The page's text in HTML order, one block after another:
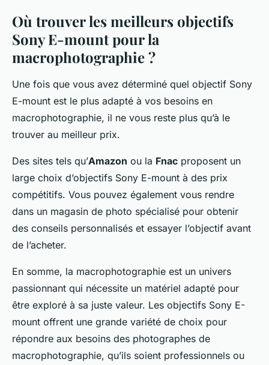
Où trouver les meilleurs objectifs
Sony E-mount pour la
macrophotographie ?
Une fois que vous avez déterminé quel objectif Sony
E-mount est le plus adapté à vos besoins en
macrophotographie, il ne vous reste plus qu’à le
trouver au meilleur prix.
Des sites tels qu’Amazon ou la Fnac proposent un
large choix d’objectifs Sony E-mount à des prix
compétitifs. Vous pouvez également vous rendre
dans un magasin de photo spécialisé pour obtenir
des conseils personnalisés et essayer l’objectif avant
de l’acheter.
En somme, la macrophotographie est un univers
passionnant qui nécessite un matériel adapté pour
être exploré à sa juste valeur. Les objectifs Sony E-
mount offrent une grande variété de choix pour
répondre aux besoins des photographes de
macrophotographie, qu’ils soient professionnels ou